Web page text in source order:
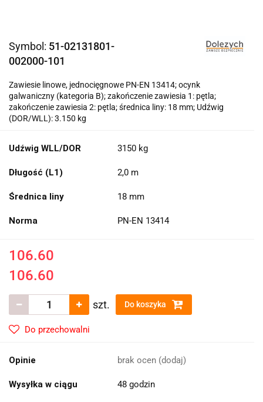
Symbol: 51-02131801-
002000-101
Zawiesie linowe, jednocięgnowe PN-EN 13414; ocynk
galwaniczny (kategoria B); zakończenie zawiesia 1: pętla;
zakończenie zawiesia 2: pętla; średnica liny: 18 mm; Udźwig
(DOR/WLL): 3.150 kg
Udźwig WLL/DOR 3150 kg
Długość (L1) 2,0 m
Średnica liny 18 mm
Norma PN-EN 13414
106.60
106.60
szt. Do koszyka
Do przechowalni
Opinie brak ocen (dodaj)
Wysyłka w ciągu 48 godzin